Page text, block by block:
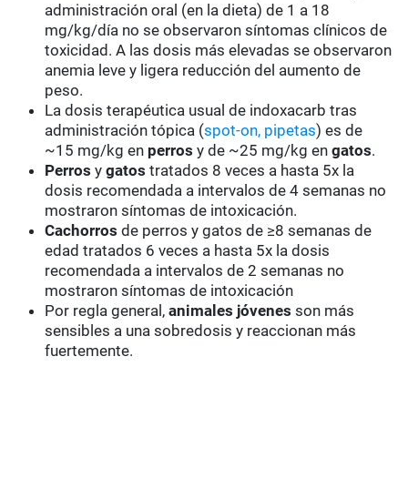
administración oral (en la dieta) de 1 a 18
mg/kg/día no se observaron síntomas clínicos de
toxicidad. A las dosis más elevadas se observaron
anemia leve y ligera reducción del aumento de
peso.
La dosis terapéutica usual de indoxacarb tras
administración tópica (spot-on, pipetas) es de
~15 mg/kg en perros y de ~25 mg/kg engatos.
Perros y gatos tratados 8 veces a hasta 5x la
dosis recomendada a intervalos de 4 semanas no
mostraron síntomas de intoxicación.
Cachorros de perros y gatos de ≥8 semanas de
edad tratados 6 veces a hasta 5x la dosis
recomendada a intervalos de 2 semanas no
mostraron síntomas de intoxicación
Por regla general,animales jóvenes son más
sensibles a una sobredosis y reaccionan más
fuertemente.